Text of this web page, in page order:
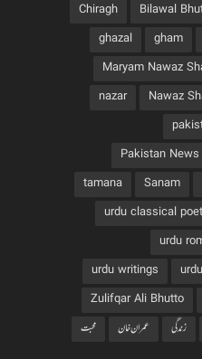
Bilawal
Chiragh
gham
ghazal
Maryam Nawaz
Nawaz
nazar
Pakistan News
Sanam
tamana
urdu classical
urdu
urdu writings
Zulifqar Ali Bhutto
زندگی عمران خان
محبت